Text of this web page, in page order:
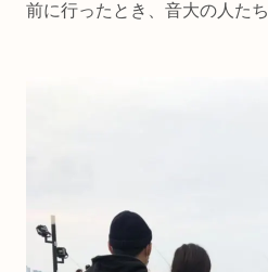
前に行ったとき、音大の人た